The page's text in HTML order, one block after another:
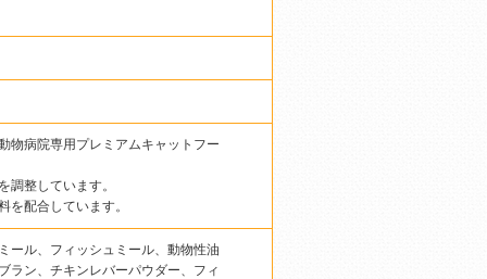
物病院専用プレミアムキャットフー
調整しています。
を配合しています。
ール、フィッシュミール、動物性油
ラン、チキンレバーパウダー、フィ